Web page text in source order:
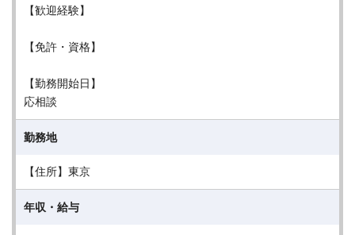
【歓迎経験】
【免許・資格】
【勤務開始日】
応相談
勤務地
【住所】東京
年収・給与